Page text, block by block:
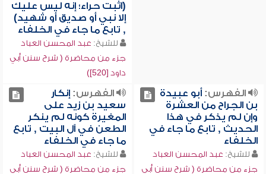
(اثبت حراء؛ إنه ليس عليك
إلا نبي أو صديق أو شهيد)
, تابع ما جاء في الخلفاء
للشيخ: عبد المحسن العباد
جزء من محاضرة ( شرح سنن أبي
داود [520])
الفهرس:أبو عبيدة
بن الجراح من العشرة
وإن لم يذكر في هذا
الحديث , تابع ما جاء في
الخلفاء
للشيخ: عبد المحسن العباد
جزء من محاضرة ( شرح سنن أبي
الفهرس:إنكار
سعيد بن زيد على
المغيرة كونه لم ينكر
الطعن في آل البيت , تابع
ما جاء في الخلفاء
للشيخ: عبد المحسن العباد
جزء من محاضرة ( شرح سنن أبي